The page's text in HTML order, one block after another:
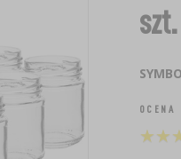
szt.
OCENA
★★
★★